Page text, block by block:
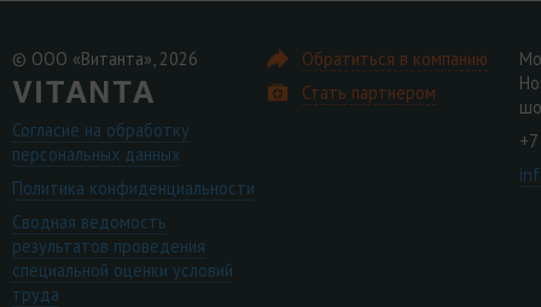
© ООО «Витанта», 2026
Согласие на обработку
персональных данных
Политика конфиденциальности
Сводная ведомость
результатов проведения
специальной оценки условий
труда
Обратиться в компанию
Стать партнером